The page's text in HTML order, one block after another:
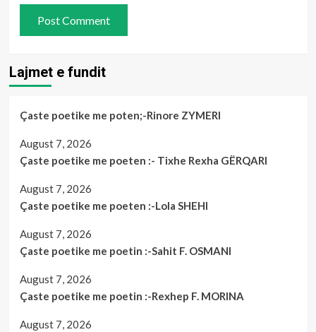
Lajmet e fundit
Çaste poetike me poten;-Rinore ZYMERI
August 7, 2026
Çaste poetike me poeten :- Tixhe Rexha GËRQARI
August 7, 2026
Çaste poetike me poeten :-Lola SHEHI
August 7, 2026
Çaste poetike me poetin :-Sahit F. OSMANI
August 7, 2026
Çaste poetike me poetin :-Rexhep F. MORINA
August 7, 2026